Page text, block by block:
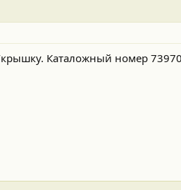
Каталожный номер